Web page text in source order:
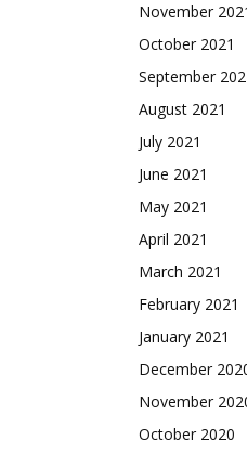
November
October 2021
September
August 2021
July 2021
June 2021
May 2021
April 2021
March 2021
February 2021
January 2021
December
November
October 2020